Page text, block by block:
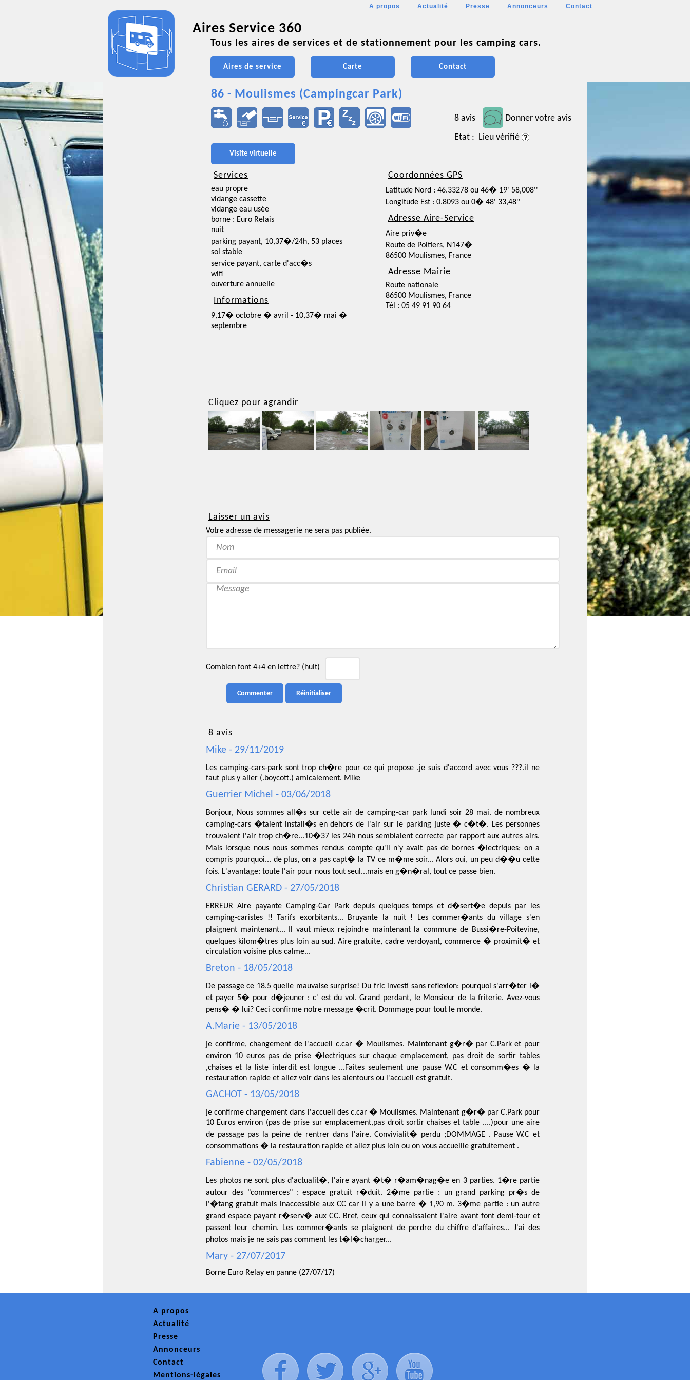
A propos Actualité Presse Annonceurs Contact
Aires Service 360
Tous les aires de services et de stationnement pour les camping cars.
Aires de service Carte Contact
86 - Moulismes (Campingcar Park)
8 avis
Donner votre avis
Etat : Lieu vérifié
Visite virtuelle
Services
eau propre
vidange cassette
vidange eau usée
borne : Euro Relais
nuit
parking payant, 10,37�/24h, 53 places
sol stable
service payant, carte d'acc�s
wifi
ouverture annuelle
Informations
9,17� octobre � avril - 10,37� mai �
septembre
Coordonnées GPS
Latitude Nord : 46.33278 ou 46� 19' 58,008''
Longitude Est : 0.8093 ou 0� 48' 33,48''
Adresse Aire-Service
Aire priv�e
Route de Poitiers, N147�
86500 Moulismes, France
Adresse Mairie
Route nationale
86500 Moulismes, France
Tél : 05 49 91 90 64
Cliquez pour agrandir
Laisser un avis
Votre adresse de messagerie ne sera pas publiée.
Combien font 4+4 en lettre? (huit)
8 avis
Mike - 29/11/2019
Les camping-cars-park sont trop ch�re pour ce qui propose .je suis d'accord avec vous ???.il ne
faut plus y aller (.boycott.) amicalement. Mike
Guerrier Michel - 03/06/2018
Bonjour, Nous sommes all�s sur cette air de camping-car park lundi soir 28 mai. de nombreux
camping-cars �taient install�s en dehors de l'air sur le parking juste � c�t�. Les personnes
trouvaient l'air trop ch�re...10�37 les 24h nous semblaient correcte par rapport aux autres airs.
Mais lorsque nous nous sommes rendus compte qu'il n'y avait pas de bornes �lectriques; on a
compris pourquoi... de plus, on a pas capt� la TV ce m�me soir... Alors oui, un peu d��u cette
fois. L'avantage: toute l'air pour nous tout seul...mais en g�n�ral, tout ce passe bien.
Christian GERARD - 27/05/2018
ERREUR Aire payante Camping-Car Park depuis quelques temps et d�sert�e depuis par les
camping-caristes !! Tarifs exorbitants... Bruyante la nuit ! Les commer�ants du village s'en
plaignent maintenant... Il vaut mieux rejoindre maintenant la commune de Bussi�re-Poitevine,
quelques kilom�tres plus loin au sud. Aire gratuite, cadre verdoyant, commerce � proximit� et
circulation voisine plus calme...
Breton - 18/05/2018
De passage ce 18.5 quelle mauvaise surprise! Du fric investi sans reflexion: pourquoi s'arr�ter l�
et payer 5� pour d�jeuner : c' est du vol. Grand perdant, le Monsieur de la friterie. Avez-vous
pens� � lui? Ceci confirme notre message �crit. Dommage pour tout le monde.
A.Marie - 13/05/2018
je confirme, changement de l'accueil c.car � Moulismes. Maintenant g�r� par C.Park et pour
environ 10 euros pas de prise �lectriques sur chaque emplacement, pas droit de sortir tables
,chaises et la liste interdit est longue ...Faites seulement une pause W.C et consomm�es � la
restauration rapide et allez voir dans les alentours ou l'accueil est gratuit.
GACHOT - 13/05/2018
je confirme changement dans l'accueil des c.car � Moulismes. Maintenant g�r� par C.Park pour
10 Euros environ (pas de prise sur emplacement,pas droit sortir chaises et table ....)pour une aire
de passage pas la peine de rentrer dans l'aire. Convivialit� perdu ;DOMMAGE . Pause W.C et
consommations � la restauration rapide et allez plus loin ou on vous accueille gratuitement .
Fabienne - 02/05/2018
Les photos ne sont plus d'actualit�, l'aire ayant �t� r�am�nag�e en 3 parties. 1�re partie
autour des "commerces" : espace gratuit r�duit. 2�me partie : un grand parking pr�s de
l'�tang gratuit mais inaccessible aux CC car il y a une barre � 1,90 m. 3�me partie : un autre
grand espace payant r�serv� aux CC. Bref, ceux qui connaissaient l'aire avant font demi-tour et
passent leur chemin. Les commer�ants se plaignent de perdre du chiffre d'affaires... J'ai des
photos mais je ne sais pas comment les t�l�charger...
Mary - 27/07/2017
Borne Euro Relay en panne (27/07/17)
A propos
Actualité
Presse
Annonceurs
Contact
Mentions-légales